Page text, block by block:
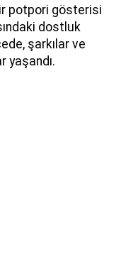
potpori gösterisi
dostluk
şarkılar ve
yaşandı.